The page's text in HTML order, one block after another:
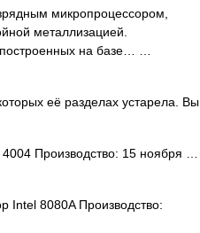
микропроцессором,
металлизацией.
на базе… …
её разделах устарела. Вы
Производство: 15 ноября …
8080A Производство: